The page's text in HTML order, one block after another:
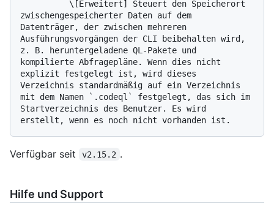
zwischengespeicherter Daten auf dem
Datenträger, der zwischen mehreren
Ausführungsvorgängen der CLI beibehalten wird,
z. B. heruntergeladene QL-Pakete und
kompilierte Abfragepläne. Wenn dies nicht
explizit festgelegt ist, wird dieses
Verzeichnis standardmäßig auf ein Verzeichnis
mit dem Namen `.codeql` festgelegt, das sich im
Startverzeichnis des Benutzer. Es wird
Verfügbar seit v2.15.2 .
Hilfe und Support